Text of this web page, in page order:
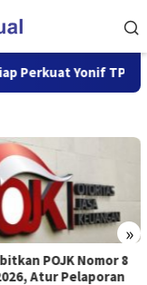
TP 939/MMM
»
POJK Nomor 8
Atur Pelaporan